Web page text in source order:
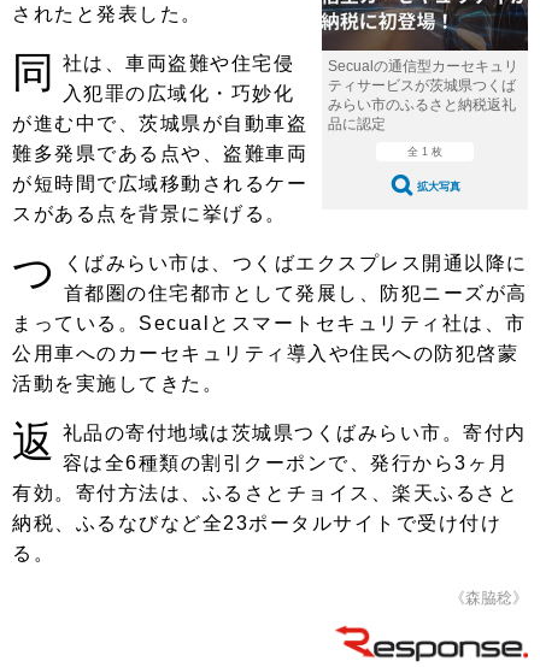
自動車豆知識 ストップ！不具合修理＆粗悪修理
鈑金・塗装
ディテイリング 洗車
ヘッドライト磨き コーティング
フィルム・ラッピング
鈑金・塗装
小キズ直し 防錆
特集記事
ストップ 不具合修理＆粗悪修理
カーメーカー「旧車」関連プロジェ
コラム
ショップ紹介
ショップレポート
レストア
カーメーカー「旧車」関連プロジ
インタビュー
イベント
イベント告知 イベントレポート
Secualの通信型カーセキュリ
ティサービスが茨城県つくば
みらい市のふるさと納税返礼
品に認定
全 1 枚
拡大写真
されたと発表した。
同
社は、車両盗難や住宅侵
入犯罪の広域化・巧妙化
が進む中で、茨城県が自動車盗
難多発県である点や、盗難車両
が短時間で広域移動されるケー
スがある点を背景に挙げる。
つ
くばみらい市は、つくばエクスプレス開通以降に
首都圏の住宅都市として発展し、防犯ニーズが高
まっている。Secualとスマートセキュリティ社は、市
公用車へのカーセキュリティ導入や住民への防犯啓蒙
活動を実施してきた。
返
礼品の寄付地域は茨城県つくばみらい市。寄付内
容は全6種類の割引クーポンで、発行から3ヶ月
有効。寄付方法は、ふるさとチョイス、楽天ふるさと
納税、ふるなびなど全23ポータルサイトで受け付け
る。
《森脇稔》